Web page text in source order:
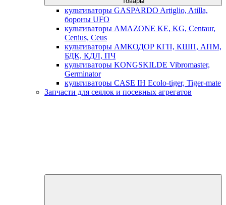
культиваторы GASPARDO Artiglio, Atilla,
бороны UFO
культиваторы AMAZONE KE, KG, Centaur,
Cenius, Ceus
культиваторы АМКОДОР КГП, КШП, АПМ,
БДК, КДЛ, ПЧ
культиваторы KONGSKILDE Vibromaster,
Germinator
культиваторы CASE IH Ecolo-tiger, Tiger-mate
Запчасти для сеялок и посевных агрегатов